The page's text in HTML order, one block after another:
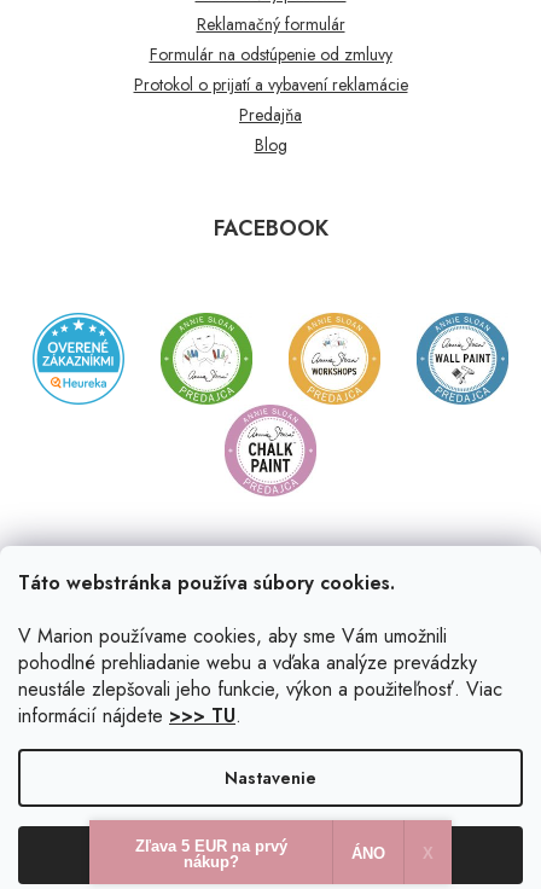
Táto webstránka používa súbory cookies.
V Marion používame cookies, aby sme Vám umožnili
pohodlné prehliadanie webu a vďaka analýze prevádzky
neustále zlepšovali jeho funkcie, výkon a použiteľnosť. Viac
informácií nájdete >>> TU.
Nastavenie
Odmietnuť Súhlasím
Reklamačný formulár
Formulár na odstúpenie od zmluvy
Protokol o prijatí a vybavení reklamácie
Predajňa
Blog
FACEBOOK
Vytvoril Shoptet|Upravil Balkys
Copyright 2026 . Všetky práva vyhradené.
Upraviť
nastavenie cookies
Zľava 5 EUR na prvý
nákup?
ÁNO X​